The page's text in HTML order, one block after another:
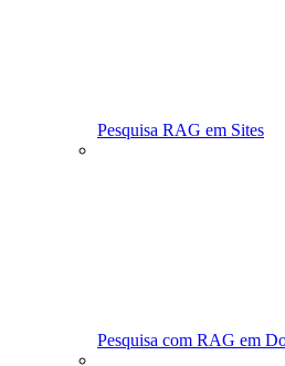
Pesquisa RAG em Sites
Pesquisa com RAG em